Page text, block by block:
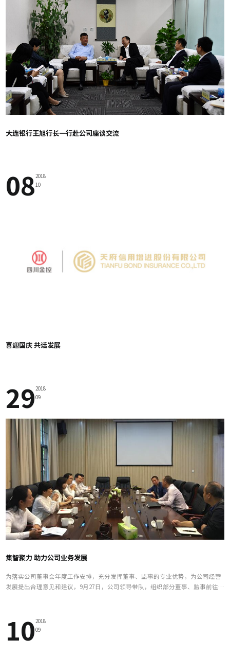
大连银行王旭行长一行赴公司座谈交流
082018
10
喜迎国庆 共话发展
292018
09
集智聚力 助力公司业务发展
为落实公司董事会年度工作安排，充分发挥董事、监事的专业优势，为公司经营
发展提出合理意见和建议，9月27日，公司领导带队，组织部分董事、监事前往
102018
09